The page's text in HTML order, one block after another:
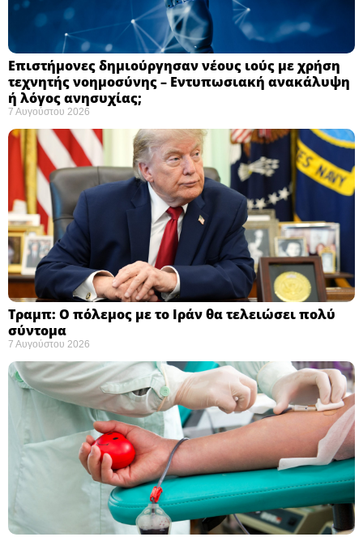
Επιστήμονες δημιούργησαν νέους ιούς με χρήση
τεχνητής νοημοσύνης – Εντυπωσιακή ανακάλυψη
ή λόγος ανησυχίας; ​
7 Αυγούστου 2026
Τραμπ: Ο πόλεμος με το Ιράν θα τελειώσει πολύ
σύντομα ​
7 Αυγούστου 2026